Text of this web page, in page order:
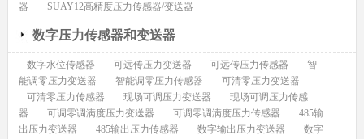
器
SUAY12高精度压力传感器/变送器
数字压力传感器和变送器
数字水位传感器 可远传压力变送器 可远传压力传感器
智
能调零压力变送器
智能调零压力传感器
可清零压力变送器
可清零压力传感器
现场可调压力变送器
现场可调压力传感
器
可调零调满度压力变送器 可调零调满度压力传感器
485输
出压力变送器
485输出压力传感器 数字输出压力变送器
数字